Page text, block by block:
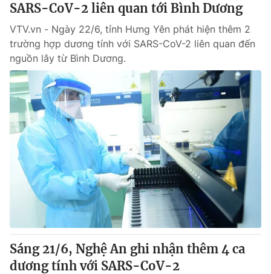
SARS-CoV-2 liên quan tới Bình Dương
VTV.vn - Ngày 22/6, tỉnh Hưng Yên phát hiện thêm 2
trường hợp dương tính với SARS-CoV-2 liên quan đến
nguồn lây từ Bình Dương.
Sáng 21/6, Nghệ An ghi nhận thêm 4 ca
dương tính với SARS-CoV-2